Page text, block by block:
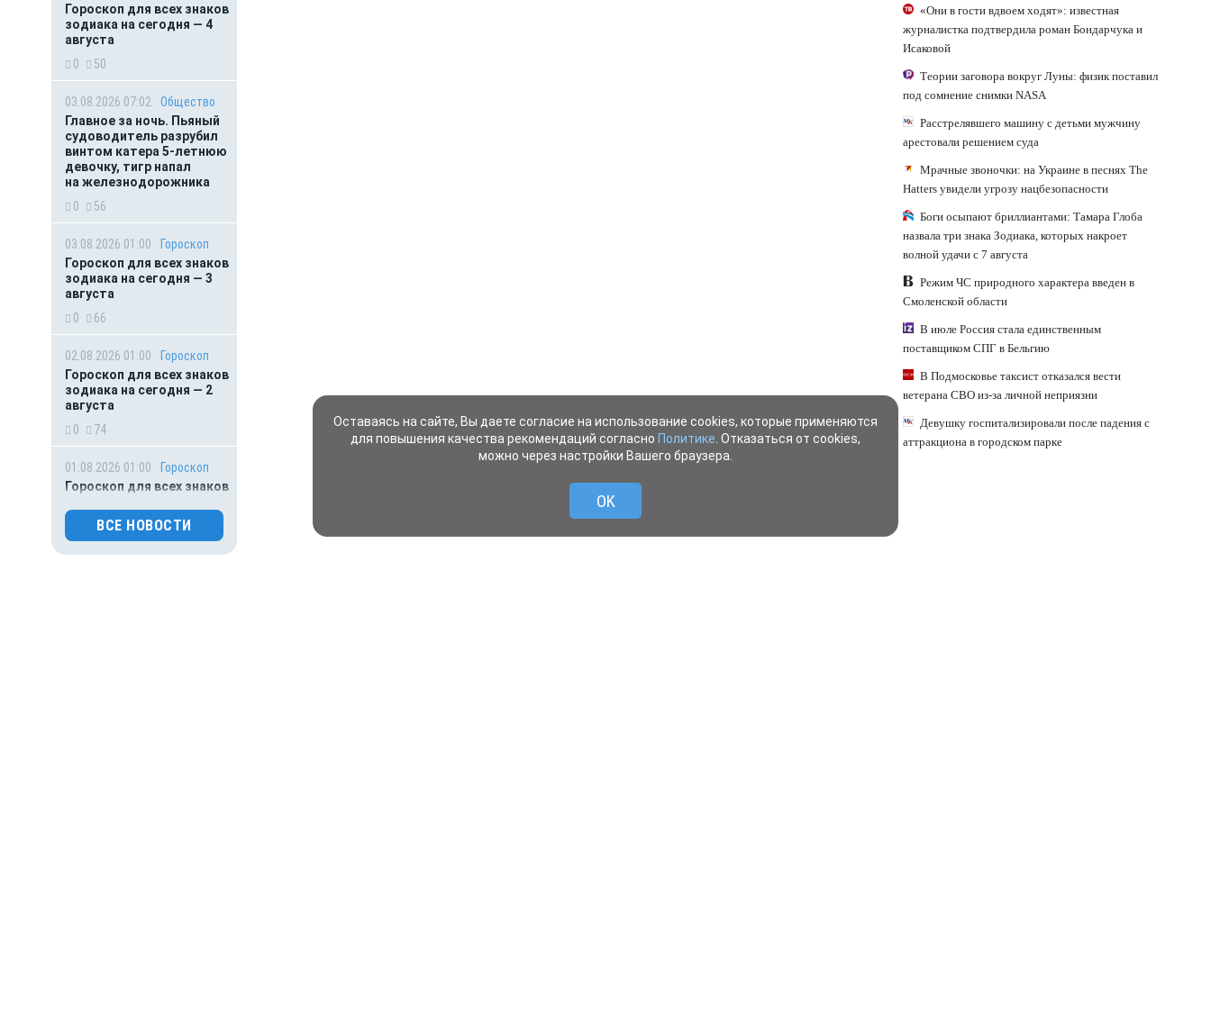
Гороскоп для всех знаков
зодиака на сегодня — 4
августа
0
50
03.08.2026 07:02
Общество
Главное за ночь. Пьяный
судоводитель разрубил
винтом катера 5-летнюю
девочку, тигр напал
на железнодорожника
0
56
03.08.2026 01:00
Гороскоп
Гороскоп для всех знаков
зодиака на сегодня — 3
августа
0
66
02.08.2026 01:00
Гороскоп
Гороскоп для всех знаков
зодиака на сегодня — 2
августа
0
74
01.08.2026 01:00
Гороскоп
Гороскоп для всех знаков
августа
0
84
ВСЕ НОВОСТИ
«Они в гости вдвоем ходят»: известная
журналистка подтвердила роман Бондарчука и
Исаковой
Теории заговора вокруг Луны: физик поставил
под сомнение снимки NASA
Расстрелявшего машину с детьми мужчину
арестовали решением суда
Мрачные звоночки: на Украине в песнях The
Hatters увидели угрозу нацбезопасности
Боги осыпают бриллиантами: Тамара Глоба
назвала три знака Зодиака, которых накроет
волной удачи с 7 августа
Режим ЧС природного характера введен в
Смоленской области
В июле Россия стала единственным
поставщиком СПГ в Бельгию
В Подмосковье таксист отказался вести
ветерана СВО из-за личной неприязни
Девушку госпитализировали после падения с
аттракциона в городском парке
Оставаясь на сайте, Вы даете согласие на использование cookies, которые применяются
для повышения качества рекомендаций согласно Политике . Отказаться от cookies,
можно через настройки Вашего браузера.
OK